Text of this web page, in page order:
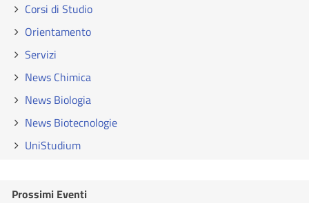
Corsi di Studio
Orientamento
Servizi
News Chimica
News Biologia
News Biotecnologie
UniStudium
Prossimi Eventi